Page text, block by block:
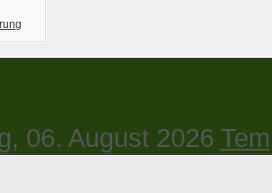
06. August 2026